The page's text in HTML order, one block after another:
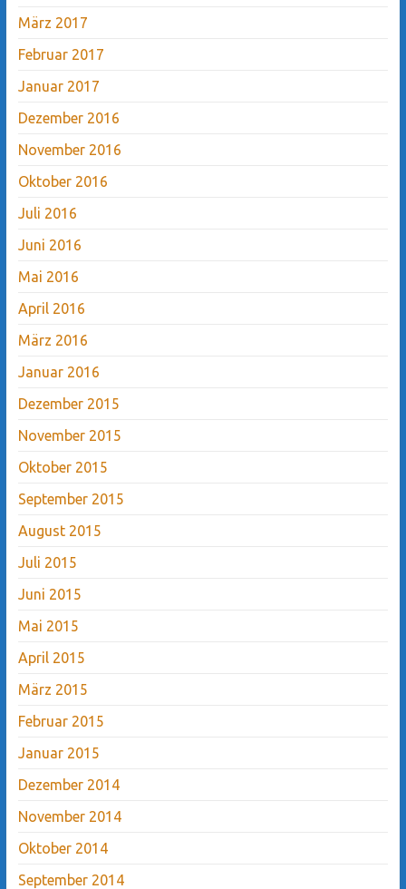
März 2017
Februar 2017
Januar 2017
Dezember 2016
November 2016
Oktober 2016
Juli 2016
Juni 2016
Mai 2016
April 2016
März 2016
Januar 2016
Dezember 2015
November 2015
Oktober 2015
September 2015
August 2015
Juli 2015
Juni 2015
Mai 2015
April 2015
März 2015
Februar 2015
Januar 2015
Dezember 2014
November 2014
Oktober 2014
September 2014